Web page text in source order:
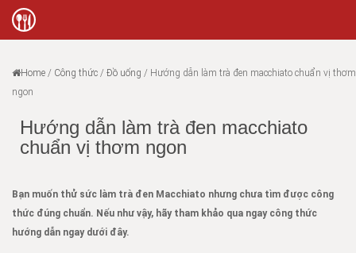
Home / Công thức / Đồ uống / Hướng dẫn làm trà đen macchiato chuẩn vị thơm
ngon
Hướng dẫn làm trà đen macchiato
chuẩn vị thơm ngon
Bạn muốn thử sức làm trà đen Macchiato nhưng chưa tìm được công
thức đúng chuẩn. Nếu như vậy, hãy tham khảo qua ngay công thức
hướng dẫn ngay dưới đây.